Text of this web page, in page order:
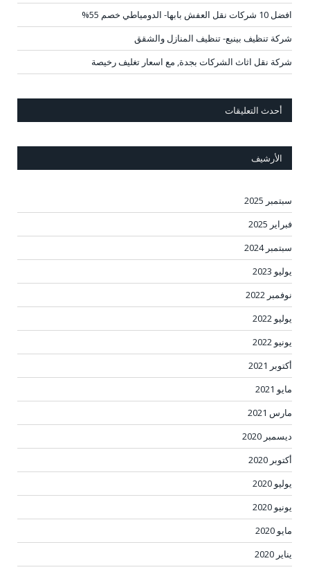
افضل 10 شركات نقل العفش بابها- الدومياطي خصم 55%
شركة تنظيف بينبع- تنظيف المنازل والشقق
شركة نقل اثاث الشركات بجدة, مع اسعار تغليف رخيصة
أحدث التعليقات
الأرشيف
سبتمبر 2025
فبراير 2025
سبتمبر 2024
يوليو 2023
نوفمبر 2022
يوليو 2022
يونيو 2022
أكتوبر 2021
مايو 2021
مارس 2021
ديسمبر 2020
أكتوبر 2020
يوليو 2020
يونيو 2020
مايو 2020
يناير 2020